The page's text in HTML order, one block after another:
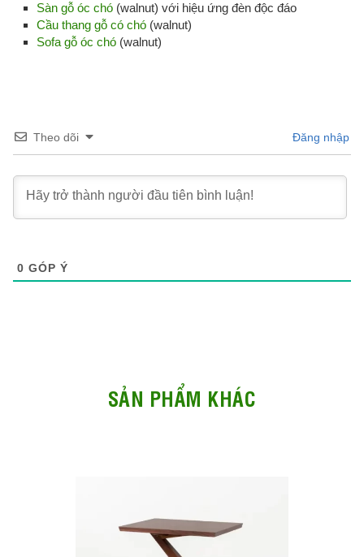
Sàn gỗ óc chó (walnut) với hiệu ứng đèn độc đáo
Cầu thang gỗ có chó (walnut)
Sofa gỗ óc chó (walnut)
Theo dõi Đăng nhập
0 GÓP Ý
SẢN PHẨM KHÁC